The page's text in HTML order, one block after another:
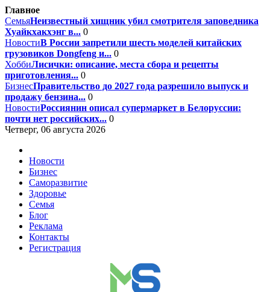
Главное
СемьяНеизвестный хищник убил смотрителя заповедника
Хуайкхакхэнг в... 0
НовостиВ России запретили шесть моделей китайских
грузовиков Dongfeng и... 0
ХоббиЛисички: описание, места сбора и рецепты
приготовления... 0
БизнесПравительство до 2027 года разрешило выпуск и
продажу бензина... 0
НовостиРоссиянин описал супермаркет в Белоруссии:
почти нет российских... 0
Четверг, 06 августа 2026
Новости
Бизнес
Саморазвитие
Здоровье
Семья
Блог
Реклама
Контакты
Регистрация